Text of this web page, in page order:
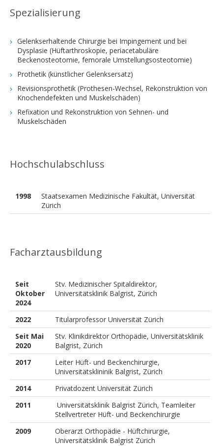
Spezialisierung
Gelenkserhaltende Chirurgie bei Impingement und bei
Dysplasie (Hüftarthroskopie, periacetabuläre
Beckenosteotomie, femorale Umstellungsosteotomie)
Prothetik (künstlicher Gelenksersatz)
Revisionsprothetik (Prothesen-Wechsel, Rekonstruktion von
Knochendefekten und Muskelschäden)
Refixation und Rekonstruktion von Sehnen- und
Muskelschäden
Hochschulabschluss
1998
Staatsexamen Medizinische Fakultät, Universität
Zürich
Facharztausbildung
Seit
Oktober
2024
Stv. Medizinischer Spitaldirektor,
Universitätsklinik Balgrist, Zürich
2022
Titularprofessor Universität Zürich
Seit Mai
2020
Stv. Klinikdirektor Orthopädie, Universitätsklinik
Balgrist, Zürich
2017
Leiter Hüft- und Beckenchirurgie,
Universitätsklininik Balgrist, Zürich
2014
Privatdozent Universität Zürich
2011
Universitätsklinik Balgrist Zürich, Teamleiter
Stellvertreter Hüft- und Beckenchirurgie
2009
Oberarzt Orthopädie - Hüftchirurgie,
Universitätsklinik Balgrist Zürich